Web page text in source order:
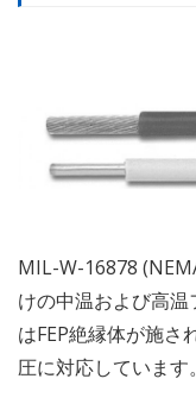
MIL-W-16878
けの中温および高温
はFEP絶縁体が施さ
圧に対応しています。